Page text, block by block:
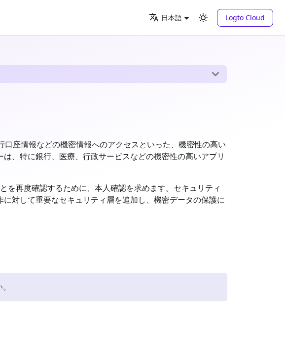
日本語 Logto Cloud
座情報などの機密情報へのアクセスといった、機密性の高い
、特に銀行、医療、行政サービスなどの機密性の高いアプリ
再度確認するために、本人確認を求めます。セキュリティ
対して重要なセキュリティ層を追加し、機密データの保護に